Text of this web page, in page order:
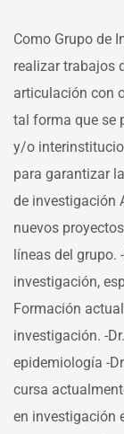
Como Grupo de
realizar trabajos
articulación con
tal forma que se
y/o
para garantizar
de investigación
nuevos
líneas del grupo.
investigación,
Formación
investigación. -
epidemiología -
cursa
en investigación